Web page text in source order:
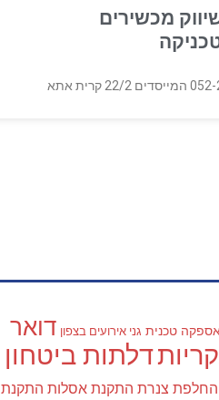
מכשירים
2 קרית אתא
טכנית גני אירועים בצפון דואר
דלתות ביטחון
החלפת צנרת התקנת אסלות התקנת